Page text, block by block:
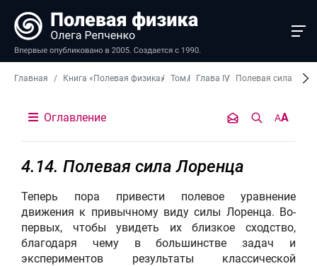
Главная Книга «Полевая физика» Том I Глава IV Полевая сила
Оглавление AA
4.14. Полевая сила Лоренца
Теперь пора привести полевое уравнение
движения к привычному виду силы Лоренца. Во-
первых, чтобы увидеть их близкое сходство,
благодаря чему в большинстве задач и
экспериментов результаты классической